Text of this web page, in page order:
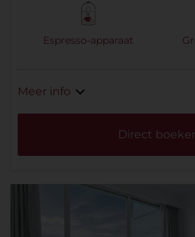
Espresso-apparaat
Meer info
Direct